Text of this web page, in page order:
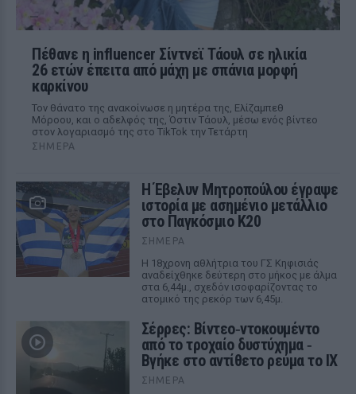
Πέθανε η influencer Σίντνεϊ Τάουλ σε ηλικία
26 ετών έπειτα από μάχη με σπάνια μορφή
καρκίνου
Τον θάνατο της ανακοίνωσε η μητέρα της, Ελίζαμπεθ
Μόροου, και ο αδελφός της, Όστιν Τάουλ, μέσω ενός βίντεο
στον λογαριασμό της στο TikTok την Τετάρτη
ΣΉΜΕΡΑ
Η Έβελυν Μητροπούλου έγραψε
ιστορία με ασημένιο μετάλλιο
στο Παγκόσμιο Κ20
ΣΉΜΕΡΑ
Η 18χρονη αθλήτρια του ΓΣ Κηφισιάς
αναδείχθηκε δεύτερη στο μήκος με άλμα
στα 6,44μ., σχεδόν ισοφαρίζοντας το
ατομικό της ρεκόρ των 6,45μ.
Σέρρες: Βίντεο‑ντοκουμέντο
από το τροχαίο δυστύχημα ‑
Βγήκε στο αντίθετο ρεύμα το ΙΧ
ΣΉΜΕΡΑ